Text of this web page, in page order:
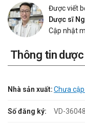
Được viết
Dược sĩ
Cập nhật
Thông tin
Nhà sản xuất:Chưa
Số đăng ký: VD-